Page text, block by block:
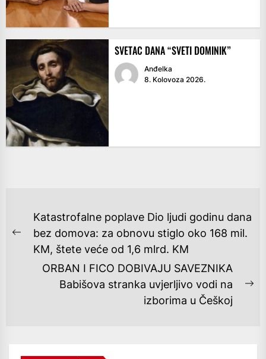
SVETAC DANA “SVETI DOMINIK”
Anđelka
8. Kolovoza 2026.
NAVIGACIJA
OBJAVA
Previous
post:
Katastrofalne poplave Dio ljudi godinu dana
bez domova: za obnovu stiglo oko 168 mil.
KM, štete veće od 1,6 mlrd. KM
ORBAN I FICO DOBIVAJU SAVEZNIKA
Babišova stranka uvjerljivo vodi na
izborima u Češkoj